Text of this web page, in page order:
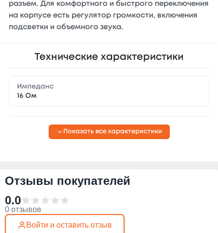
разъем. Для комфортного и быстрого переключения
на корпусе есть регулятор громкости, включения
подсветки и объемного звука.
Технические характеристики
Импеданс
16 Ом
Показать все характеристики
Отзывы покупателей
0.0
0 отзывов
Войти и оставить отзыв